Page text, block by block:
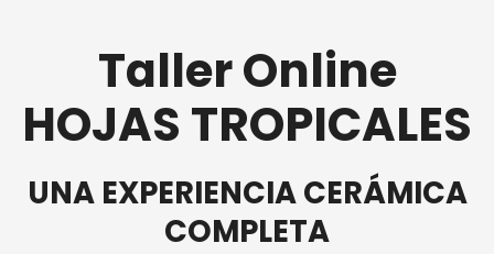
Taller Online
HOJAS TROPICALES
UNA EXPERIENCIA CERÁMICA
COMPLETA